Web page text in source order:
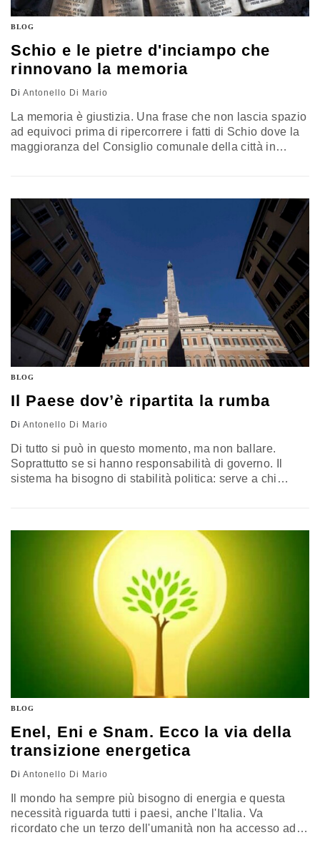
BLOG
Schio e le pietre d'inciampo che
rinnovano la memoria
Di Antonello Di Mario
La memoria è giustizia. Una frase che non lascia spazio
ad equivoci prima di ripercorrere i fatti di Schio dove la
maggioranza del Consiglio comunale della città in
dei cittadini, oppositori della Repubblica di Salò, che
furono…
BLOG
Il Paese dov’è ripartita la rumba
Di Antonello Di Mario
Di tutto si può in questo momento, ma non ballare.
Soprattutto se si hanno responsabilità di governo. Il
sistema ha bisogno di stabilità politica: serve a chi
BLOG
Enel, Eni e Snam. Ecco la via della
transizione energetica
Di Antonello Di Mario
Il mondo ha sempre più bisogno di energia e questa
necessità riguarda tutti i paesi, anche l'Italia. Va
ricordato che un terzo dell'umanità non ha accesso ad